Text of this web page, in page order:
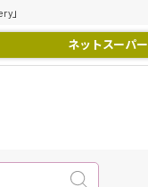
」
ネットスーパー